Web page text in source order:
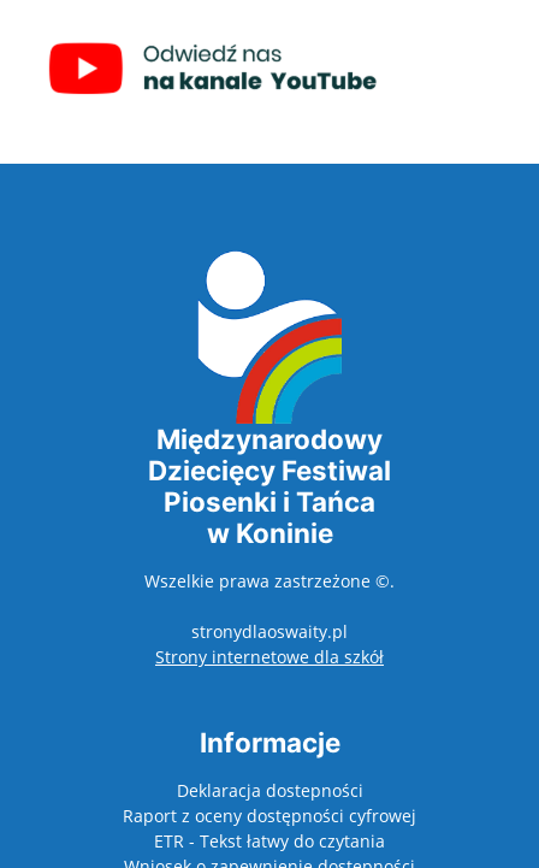
Międzynarodowy
Dziecięcy Festiwal
Piosenki i Tańca
w Koninie
Wszelkie prawa zastrzeżone ©.
stronydlaoswaity.pl
Strony internetowe dla szkółotwiera się w
Informacje
Deklaracja dostepności
Raport z oceny dostępności cyfrowej
ETR - Tekst łatwy do czytania